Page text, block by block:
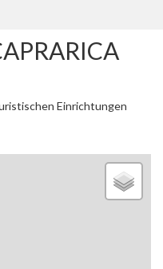
Einrichtungen